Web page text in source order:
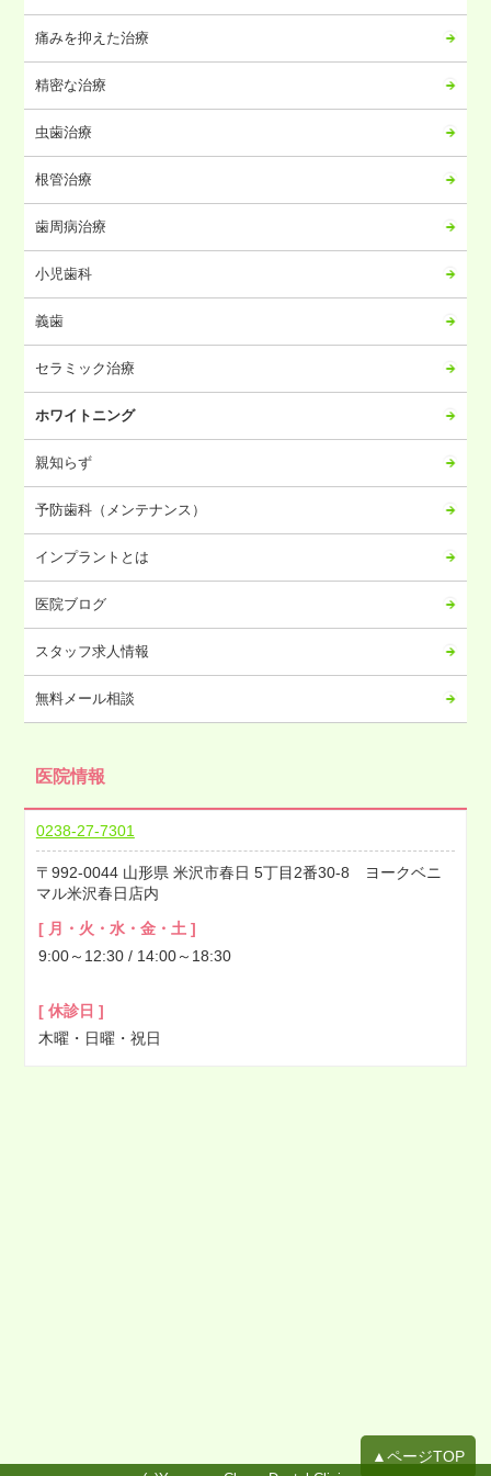
痛みを抑えた治療
精密な治療
虫歯治療
根管治療
歯周病治療
小児歯科
義歯
セラミック治療
ホワイトニング
親知らず
予防歯科（メンテナンス）
インプラントとは
医院ブログ
スタッフ求人情報
無料メール相談
医院情報
0238-27-7301
992-0044 山形県 米沢市春日 5丁目2番30-8 ヨークベニ
マル米沢春日店内
[ 月・火・水・金・土 ]
9:00～12:30 / 14:00～18:30
[ 休診日 ]
木曜・日曜・祝日
▲ページTOP